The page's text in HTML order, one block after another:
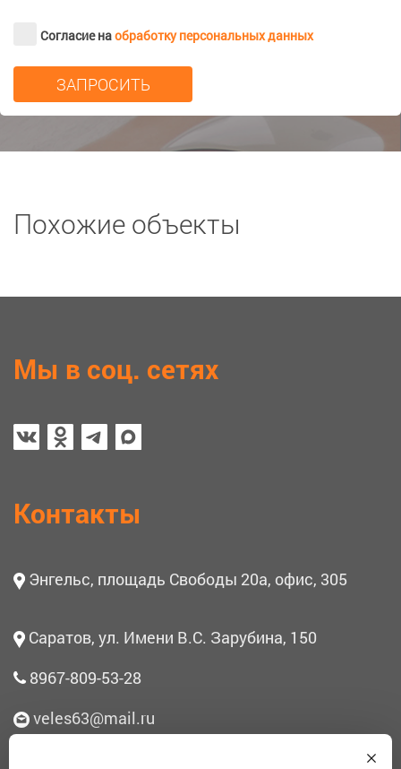
Согласие наобработку персональных данных
Похожие объекты
Мы в соц. сетях
Контакты
Энгельс, площадь Свободы 20а, офис, 305
Саратов, ул. Имени В.С. Зарубина, 150
8967-809-53-28
veles63@mail.ru